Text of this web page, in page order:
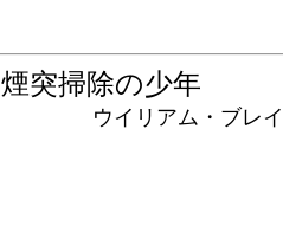
煙突掃除の少年
ウイリアム・ブレイ